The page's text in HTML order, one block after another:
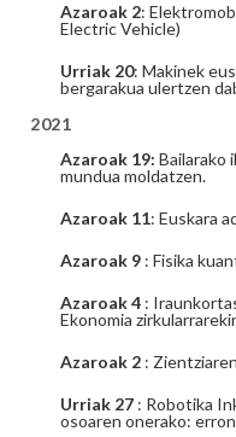
Azaroak 2:
Electric Vehicle)
Urriak 20: Makinek
bergarakua ulertzen
2021
Azaroak 19: Bailarako
mundua moldatzen.
Azaroak 11: Euskara
Azaroak 9 : Fisika
Azaroak 4 :
Ekonomia
Azaroak 2 :
Urriak 27 : Robotika
osoaren onerako: